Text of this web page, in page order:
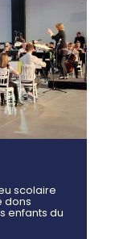
scolaire
dons
enfants du